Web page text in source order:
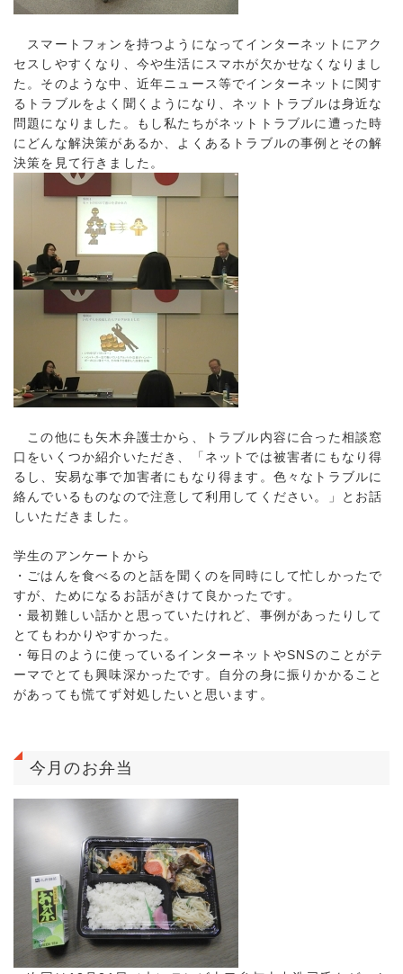
スマートフォンを持つようになってインターネットにアク
セスしやすくなり、今や生活にスマホが欠かせなくなりまし
た。そのような中、近年ニュース等でインターネットに関す
るトラブルをよく聞くようになり、ネットトラブルは身近な
問題になりました。もし私たちがネットトラブルに遭った時
にどんな解決策があるか、よくあるトラブルの事例とその解
決策を見て行きました。
この他にも矢木弁護士から、トラブル内容に合った相談窓
口をいくつか紹介いただき、「ネットでは被害者にもなり得
るし、安易な事で加害者にもなり得ます。色々なトラブルに
絡んでいるものなので注意して利用してください。」とお話
しいただきました。
学生のアンケートから
・ごはんを食べるのと話を聞くのを同時にして忙しかったで
すが、ためになるお話がきけて良かったです。
・最初難しい話かと思っていたけれど、事例があったりして
とてもわかりやすかった。
・毎日のように使っているインターネットやSNSのことがテ
ーマでとても興味深かったです。自分の身に振りかかること
があっても慌てず対処したいと思います。
今月のお弁当